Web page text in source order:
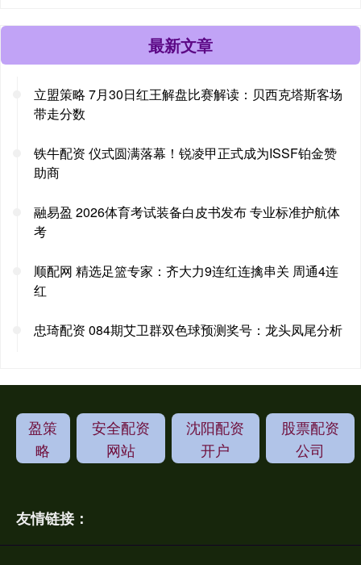
最新文章
立盟策略 7月30日红王解盘比赛解读：贝西克塔斯客场
带走分数
铁牛配资 仪式圆满落幕！锐凌甲正式成为ISSF铂金赞
助商
融易盈 2026体育考试装备白皮书发布 专业标准护航体
考
顺配网 精选足篮专家：齐大力9连红连擒串关 周通4连
红
忠琦配资 084期艾卫群双色球预测奖号：龙头凤尾分析
盈策
略
安全配资
网站
沈阳配资
开户
股票配资
公司
友情链接：